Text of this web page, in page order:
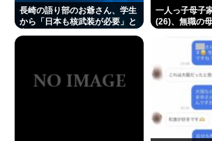
男性・高齢者・富裕層・モスクワ在
テレビ
楽しんご、神田うのの印象を率直に
も素っ気ない態度を取られて寂し
A💕V女優『瀬戸環奈』、パチ●コ屋
し、弱男が大集結www 👉
長崎の語り部のお爺さん、学生
から「日本も核武装が必要」と
一人っ子母子
(26)、無職の